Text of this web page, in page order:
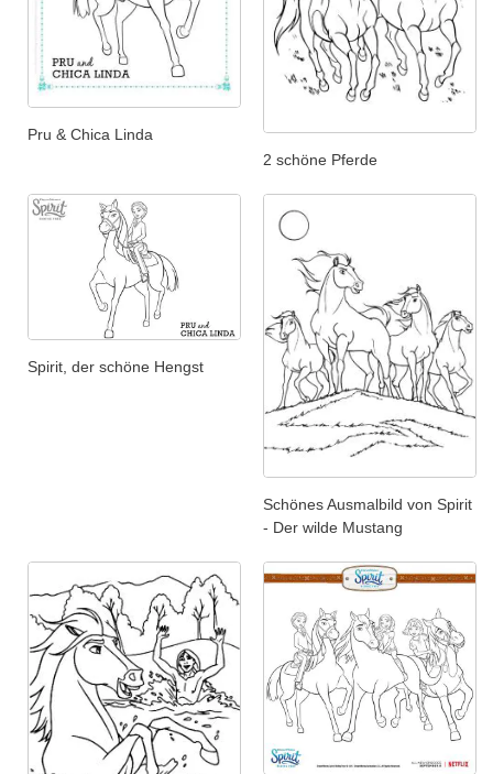
Pru & Chica Linda
2 schöne Pferde
Spirit, der schöne Hengst
Schönes Ausmalbild von Spirit
- Der wilde Mustang